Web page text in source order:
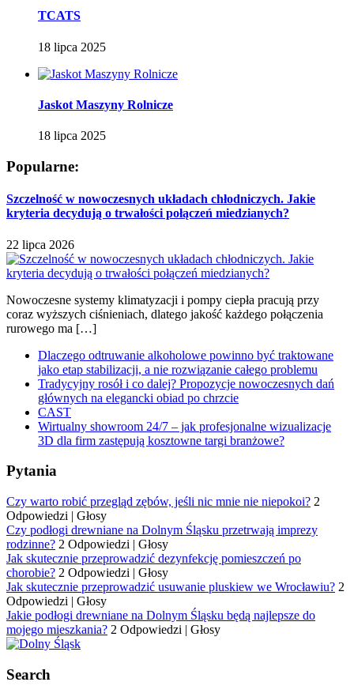
TCATS
18 lipca 2025
Jaskot Maszyny Rolnicze
18 lipca 2025
Popularne:
Szczelność w nowoczesnych układach chłodniczych. Jakie
kryteria decydują o trwałości połączeń miedzianych?
22 lipca 2026
Nowoczesne systemy klimatyzacji i pompy ciepła pracują przy
coraz wyższych ciśnieniach, dlatego jakość każdego połączenia
rurowego ma […]
Dlaczego odtruwanie alkoholowe powinno być traktowane
jako etap stabilizacji, a nie rozwiązanie całego problemu
Tradycyjny rosół i co dalej? Propozycje nowoczesnych dań
głównych na elegancki obiad po chrzcie
CAST
Wirtualny showroom 24/7 – jak profesjonalne wizualizacje
3D dla firm zastępują kosztowne targi branżowe?
Pytania
Czy warto robić przegląd zębów, jeśli nic mnie nie niepokoi? 2
Odpowiedzi | Głosy
Czy podłogi drewniane na Dolnym Śląsku przetrwają imprezy
rodzinne? 2 Odpowiedzi | Głosy
Jak skutecznie przeprowadzić dezynfekcję pomieszczeń po
chorobie? 2 Odpowiedzi | Głosy
Jak skutecznie przeprowadzić usuwanie pluskiew we Wrocławiu? 2
Odpowiedzi | Głosy
Jakie podłogi drewniane na Dolnym Śląsku będą najlepsze do
mojego mieszkania? 2 Odpowiedzi | Głosy
Search